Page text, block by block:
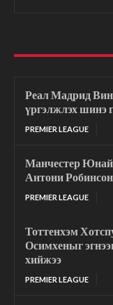
Реал Мадрид
үргэлжлэх шинэ
PREMIER LEAGUE
Манчестер
Антони
PREMIER LEAGUE
Тоттенхэм
Осимхеныг
хийжээ
PREMIER LEAGUE